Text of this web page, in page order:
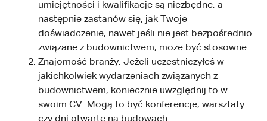
umiejętności i kwalifikacje są niezbędne, a
następnie zastanów się, jak Twoje
doświadczenie, nawet jeśli nie jest bezpośrednio
związane z budownictwem, może być stosowne.
Znajomość branży: Jeżeli uczestniczyłeś w
jakichkolwiek wydarzeniach związanych z
budownictwem, koniecznie uwzględnij to w
swoim CV. Mogą to być konferencje, warsztaty